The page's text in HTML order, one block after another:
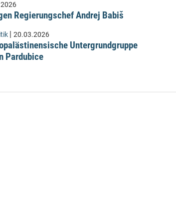
Regierungschef Andrej Babiš
| 20.03.2026
Untergrundgruppe
Pardubice